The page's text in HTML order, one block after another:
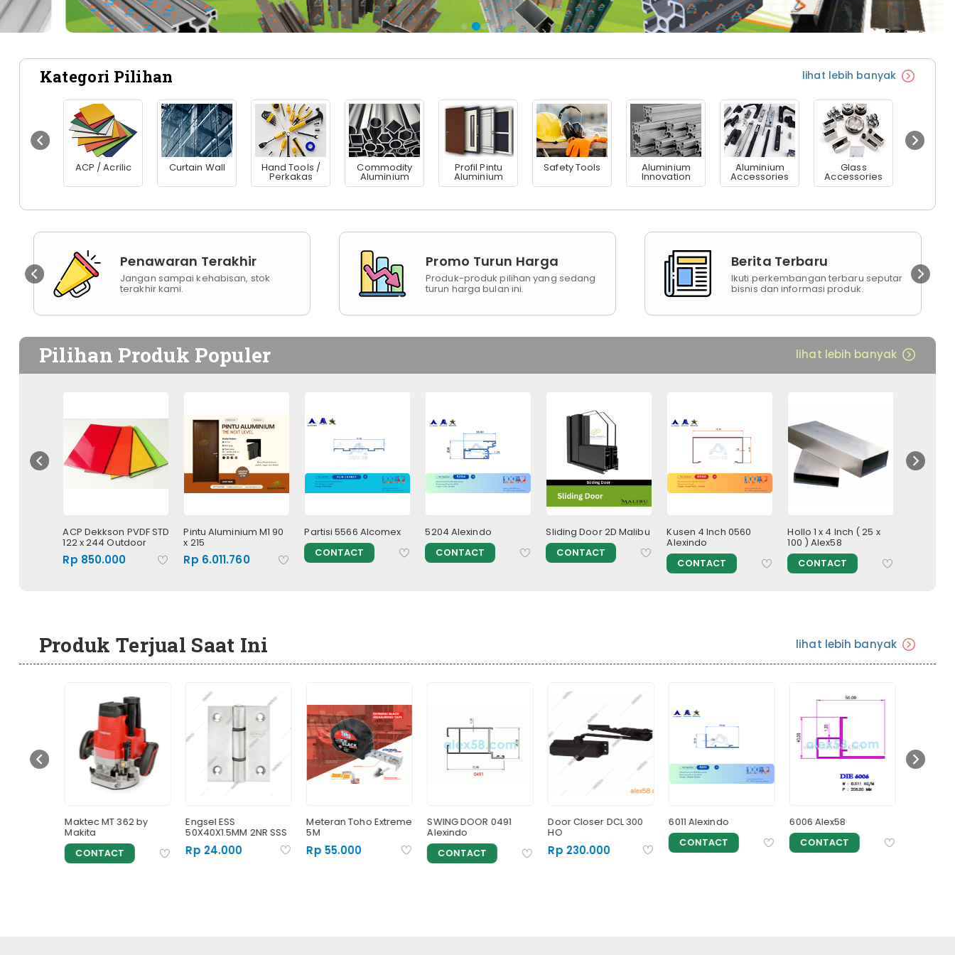
Kategori Pilihan lihat lebih banyak
ACP / Acrilic Curtain Wall Hand Tools /
Perkakas
Commodity
Aluminium
Profil Pintu
Aluminium
Safety Tools Aluminium
Innovation
Aluminium
Accessories
Glass
Accessories
Penawaran Terakhir
Jangan sampai kehabisan, stok
terakhir kami.
Promo Turun Harga
Produk-produk pilihan yang sedang
turun harga bulan ini.
Berita Terbaru
Ikuti perkembangan terbaru seputar
bisnis dan informasi produk.
Pilihan Produk Populer lihat lebih banyak
ACP Dekkson PVDF STD
122 x 244 Outdoor
Rp 850.000
Pintu Aluminium M1 90
x 215
Rp 6.011.760
Partisi 5566 Alcomex
CONTACT
5204 Alexindo
CONTACT
Sliding Door 2D Malibu
CONTACT
Kusen 4 Inch 0560
Alexindo
CONTACT
Hollo 1 x 4 Inch ( 25 x
100 ) Alex58
CONTACT
Produk Terjual Saat Ini lihat lebih banyak
Maktec MT 362 by
Makita
CONTACT
Engsel ESS
50X40X1.5MM 2NR SSS
Rp 24.000
Meteran Toho Extreme
5M
Rp 55.000
SWING DOOR 0491
Alexindo
CONTACT
Door Closer DCL 300
HO
Rp 230.000
6011 Alexindo
CONTACT
6006 Alex58
CONTACT